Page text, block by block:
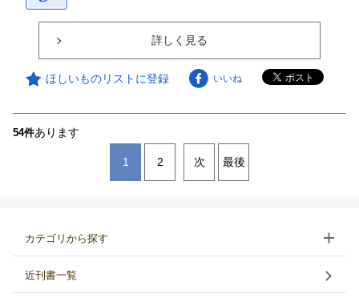
詳しく見る
ほしいものリストに登録 いいね
54件あります
1 2 次 最後
カテゴリから探す
近刊書一覧